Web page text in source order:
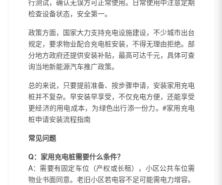
行测试，确认无误方可正常使用。日常使用中注意定期
检查设备状态，安全第一。
政策方面，国家大力支持充电设施建设，不少城市出台
规定，要求物业配合充电桩安装，不得无理由拒绝。部
分地方政府还提供安装补贴，最高可达千元，具体可查
询当地新能源汽车推广政策。
总的来说，只要提前准备、按步骤申请，安装家用充电
桩并不复杂。早安装早享受，不仅充电方便，还能享受
更经济的用电成本，为绿色出行添一份力。#家用充电
桩申请安装流程指南
常见问题
Q：家用充电桩需要什么条件？
A：需要有固定车位（产权或长租），小区公共车位需
物业书面同意。老旧小区若电容不足可能需电力增容。